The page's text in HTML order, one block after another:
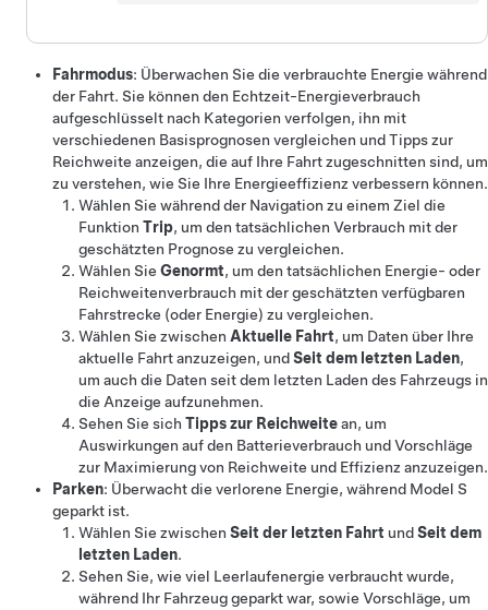
Fahrmodus: Überwachen Sie die verbrauchte Energie während
der Fahrt. Sie können den Echtzeit-Energieverbrauch
aufgeschlüsselt nach Kategorien verfolgen, ihn mit
verschiedenen Basisprognosen vergleichen und Tipps zur
Reichweite anzeigen, die auf Ihre Fahrt zugeschnitten sind, um
zu verstehen, wie Sie Ihre Energieeffizienz verbessern können.
Wählen Sie während der Navigation zu einem Ziel die
Funktion Trip, um den tatsächlichen Verbrauch mit der
geschätzten Prognose zu vergleichen.
Wählen Sie Genormt, um den tatsächlichen Energie- oder
Reichweitenverbrauch mit der geschätzten verfügbaren
Fahrstrecke (oder Energie) zu vergleichen.
Wählen Sie zwischen Aktuelle Fahrt, um Daten über Ihre
aktuelle Fahrt anzuzeigen, undSeit dem letzten Laden,
um auch die Daten seit dem letzten Laden des Fahrzeugs in
die Anzeige aufzunehmen.
Sehen Sie sich Tipps zur Reichweitean, um
Auswirkungen auf den Batterieverbrauch und Vorschläge
zur Maximierung von Reichweite und Effizienz anzuzeigen.
Parken: Überwacht die verlorene Energie, während Model S
geparkt ist.
Wählen Sie zwischen Seit der letzten Fahrt undSeit dem
letzten Laden.
Sehen Sie, wie viel Leerlaufenergie verbraucht wurde,
während Ihr Fahrzeug geparkt war, sowie Vorschläge, um